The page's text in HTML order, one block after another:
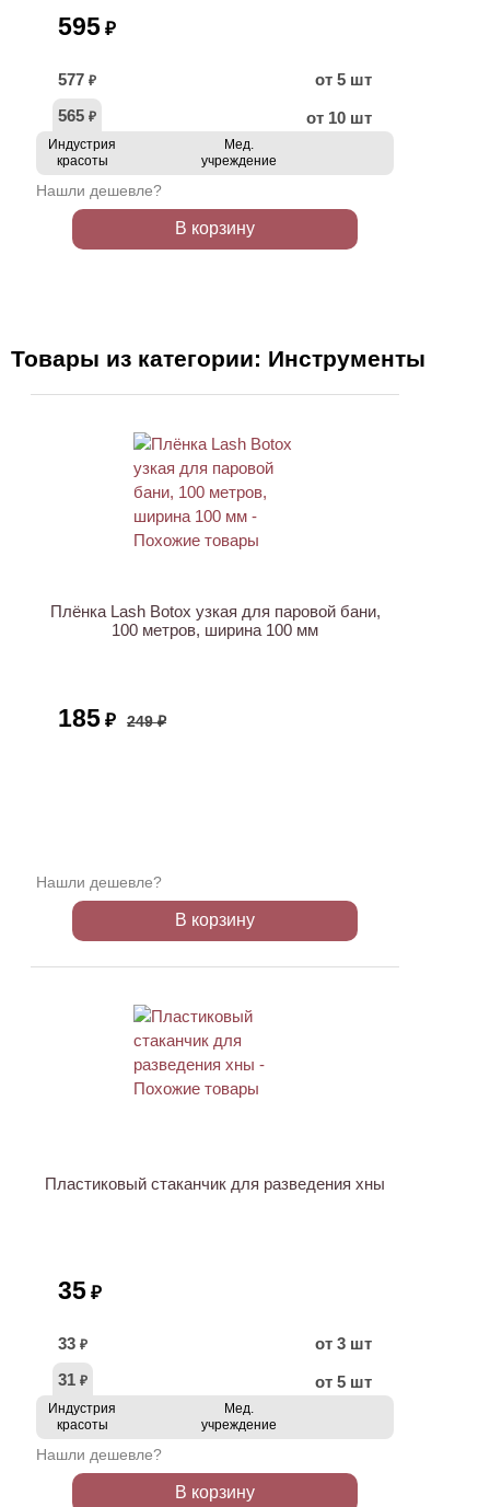
595 ₽
577 ₽
от 5 шт
565 ₽ от 10 шт
Индустрия
красоты
Мед.
учреждение
Нашли дешевле?
В корзину
Товары из категории: Инструменты
Плёнка Lash Botox узкая для паровой бани,
100 метров, ширина 100 мм
185 ₽ 249 ₽
Нашли дешевле?
В корзину
Пластиковый стаканчик для разведения хны
35 ₽
33 ₽
от 3 шт
31 ₽ от 5 шт
Индустрия
красоты
Мед.
учреждение
Нашли дешевле?
В корзину